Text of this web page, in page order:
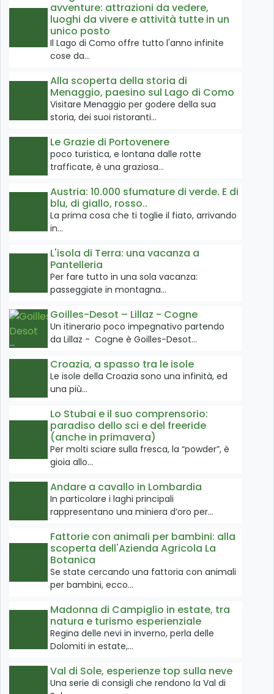
avventure: attrazioni da vedere,
luoghi da vivere e attività tutte in un
unico posto
Il Lago di Como offre tutto l'anno infinite
cose da…
Alla scoperta della storia di
Menaggio, paesino sul Lago di Como
Visitare Menaggio per godere della sua
storia, dei suoi ristoranti…
Le Grazie di Portovenere
poco turistica, e lontana dalle rotte
trafficate, è una graziosa…
Austria: 10.000 sfumature di verde. E di
blu, di giallo, rosso..
La prima cosa che ti toglie il fiato, arrivando
in…
L'isola di Terra: una vacanza a
Pantelleria
Per fare tutto in una sola vacanza:
passeggiate in montagna…
Goilles-Desot – Lillaz - Cogne
Un itinerario poco impegnativo partendo
da Lillaz - Cogne è Goilles-Desot…
Croazia, a spasso tra le isole
Le isole della Croazia sono una infinità, ed
una più…
Lo Stubai e il suo comprensorio:
paradiso dello sci e del freeride
(anche in primavera)
Per molti sciare sulla fresca, la “powder”, è
gioia allo…
Andare a cavallo in Lombardia
In particolare i laghi principali
rappresentano una miniera d’oro per…
Fattorie con animali per bambini: alla
scoperta dell'Azienda Agricola La
Botanica
Se state cercando una fattoria con animali
per bambini, ecco…
Madonna di Campiglio in estate, tra
natura e turismo esperienziale
Regina delle nevi in inverno, perla delle
Dolomiti in estate,…
Val di Sole, esperienze top sulla neve
Una serie di consigli che rendono la Val di